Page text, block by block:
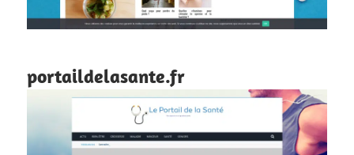
portaildelasante.fr